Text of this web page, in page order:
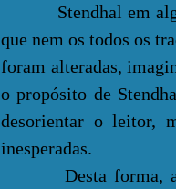
Stendhal em
que nem os todos os
foram alteradas,
o propósito de
desorientar o leitor,
inesperadas.
Desta forma,